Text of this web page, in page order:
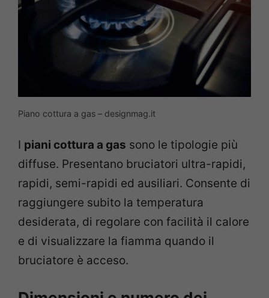
Piano cottura a gas – designmag.it
I piani cottura a gas sono le tipologie più
diffuse. Presentano bruciatori ultra-rapidi,
rapidi, semi-rapidi ed ausiliari. Consente di
raggiungere subito la temperatura
desiderata, di regolare con facilità il calore
e di visualizzare la fiamma quando il
bruciatore è acceso.